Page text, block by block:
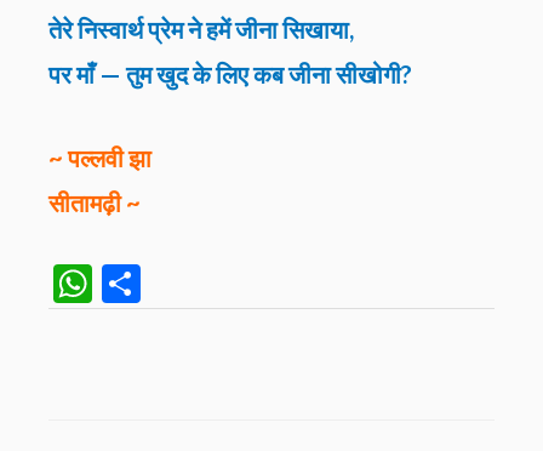
तेरे निस्वार्थ प्रेम ने हमें जीना सिखाया,
पर माँ — तुम खुद के लिए कब जीना सीखोगी?
~ पल्लवी झा
सीतामढ़ी ~
W
h h